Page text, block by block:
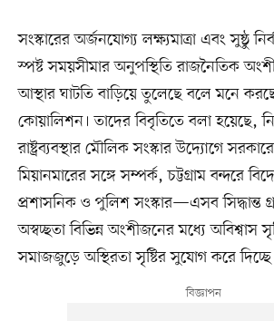
সংস্কারের অর্জনযোগ্য লক্ষ্যমাত্রা এবং সুষ্ঠু
স্পষ্ট সময়সীমার অনুপস্থিতি রাজনৈতিক
আস্থার ঘাটতি বাড়িয়ে তুলেছে বলে মনে
কোয়ালিশন। তাদের বিবৃতিতে বলা হয়েছে,
রাষ্ট্রব্যবস্থার মৌলিক সংস্কার উদ্যোগে
মিয়ানমারের সঙ্গে সম্পর্ক, চট্টগ্রাম বন্দরে
প্রশাসনিক ও পুলিশ সংস্কার—এসব সিদ্ধান্ত
অস্বচ্ছতা বিভিন্ন অংশীজনের মধ্যে অবিশ্বাস
সমাজজুড়ে অস্থিরতা সৃষ্টির সুযোগ করে